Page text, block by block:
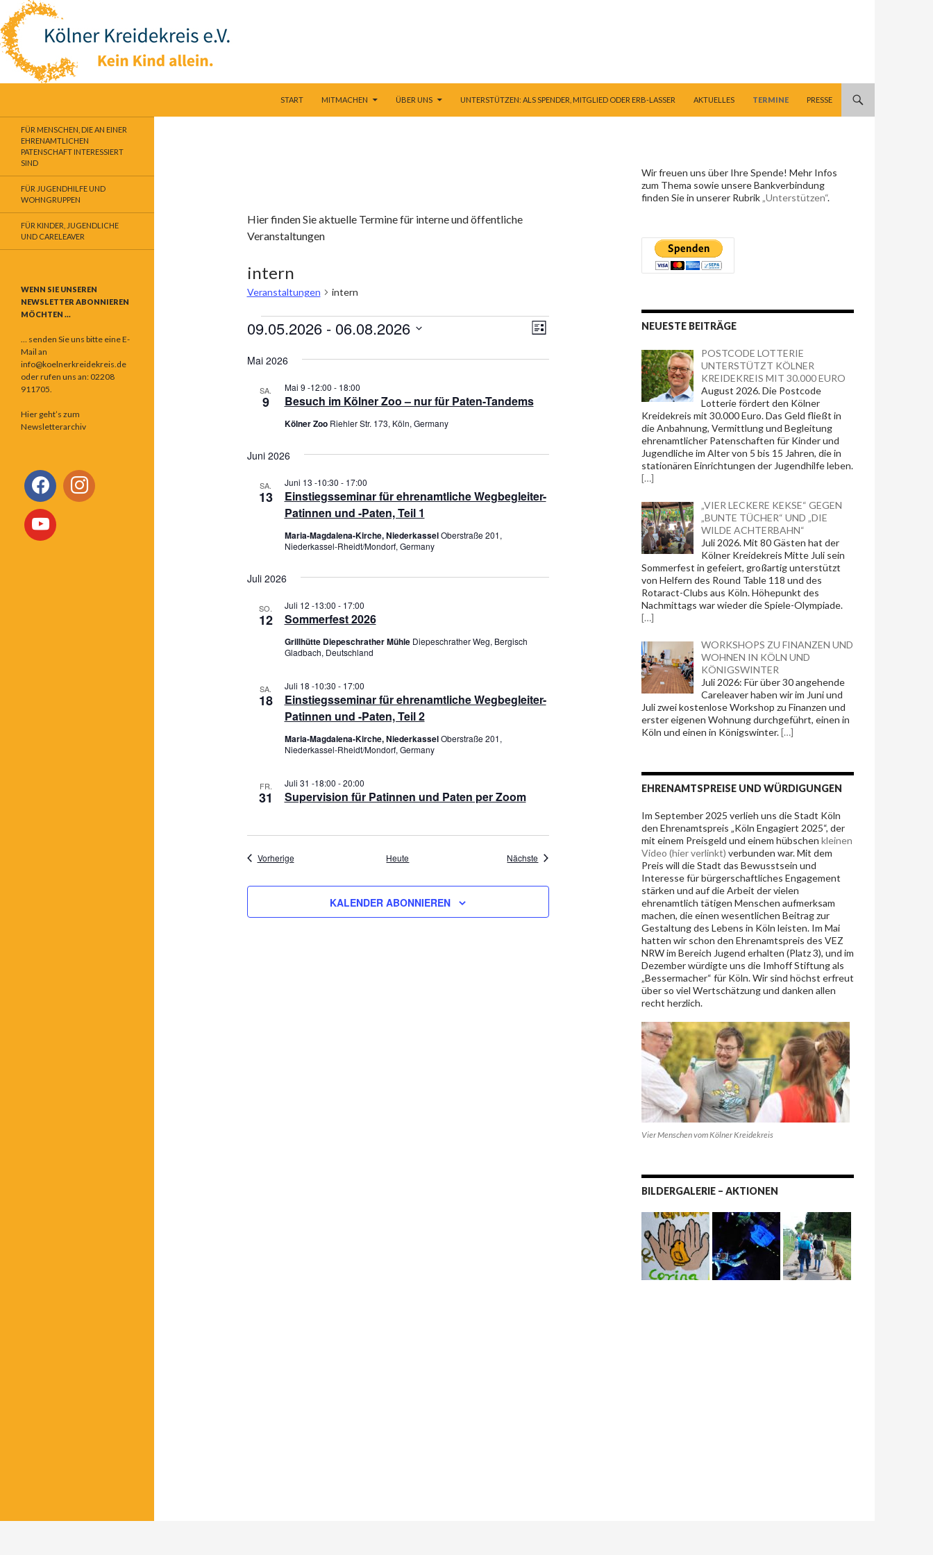
START
MITMACHEN ÜBER UNS UNTERSTÜTZEN: ALS SPENDER, MITGLIED ODER ERB-LASSER AKTUELLES TERMINE PRESSE
Hier finden Sie aktuelle Termine für interne und öffentliche
Veranstaltungen
intern
Veranstaltungen intern
Veranstaltungen
A
s
h
n
N
a
V
r
l
u
s
N
n
L
S
09.05.2026 - 06.08.2026
a
h
Mai 2026
SA.
9 Besuch im Kölner Zoo – nur für Paten-Tandems
Mai 9 -12:00 - 18:00
Kölner Zoo Riehler Str. 173, Köln, Germany
Juni 2026
SA.
13
Einstiegsseminar für ehrenamtliche Wegbegleiter-
Patinnen und -Paten, Teil 1
Juni 13 -10:30 - 17:00
Maria-Magdalena-Kirche, NiederkasselOberstraße 201,
Niederkassel-Rheidt/Mondorf, Germany
Juli 2026
SO.
12 Sommerfest 2026
Juli 12 -13:00 - 17:00
Grillhütte Diepeschrather Mühle Diepeschrather Weg, Bergisch
Gladbach, Deutschland
SA.
18
Einstiegsseminar für ehrenamtliche Wegbegleiter-
Patinnen und -Paten, Teil 2
Juli 18 -10:30 - 17:00
Maria-Magdalena-Kirche, NiederkasselOberstraße 201,
Niederkassel-Rheidt/Mondorf, Germany
FR.
31 Supervision für Patinnen und Paten per Zoom
Juli 31 -18:00 -20:00
VorherigeVeranstaltungen Heute Nächste Veranstaltungen
KALENDER ABONNIEREN
Wir freuen uns über Ihre Spende! Mehr Infos
zum Thema sowie unsere Bankverbindung
finden Sie in unserer Rubrik „Unterstützen“.
NEUESTE BEITRÄGE
POSTCODE LOTTERIE
UNTERSTÜTZT KÖLNER
KREIDEKREIS MIT 30.000 EURO
August 2026. Die Postcode
Lotterie fördert den Kölner
Kreidekreis mit 30.000 Euro. Das Geld fließt in
die Anbahnung, Vermittlung und Begleitung
ehrenamtlicher Patenschaften für Kinder und
Jugendliche im Alter von 5 bis 15 Jahren, die in
stationären Einrichtungen der Jugendhilfe leben.
[…]
„VIER LECKERE KEKSE“ GEGEN
„BUNTE TÜCHER“ UND „DIE
WILDE ACHTERBAHN“
Juli 2026. Mit 80 Gästen hat der
Kölner Kreidekreis Mitte Juli sein
Sommerfest in gefeiert, großartig unterstützt
von Helfern des Round Table 118 und des
Rotaract-Clubs aus Köln. Höhepunkt des
Nachmittags war wieder die Spiele-Olympiade.
[…]
WORKSHOPS ZU FINANZEN UND
WOHNEN IN KÖLN UND
KÖNIGSWINTER
Juli 2026: Für über 30 angehende
Careleaver haben wir im Juni und
Juli zwei kostenlose Workshop zu Finanzen und
erster eigenen Wohnung durchgeführt, einen in
Köln und einen in Königswinter.[…]
EHRENAMTSPREISE UND WÜRDIGUNGEN
Im September 2025 verlieh uns die Stadt Köln
den Ehrenamtspreis „Köln Engagiert 2025“, der
mit einem Preisgeld und einem hübschen kleinen
Video (hier verlinkt) verbunden war. Mit dem
Preis will die Stadt das Bewusstsein und
Interesse für bürgerschaftliches Engagement
stärken und auf die Arbeit der vielen
ehrenamtlich tätigen Menschen aufmerksam
machen, die einen wesentlichen Beitrag zur
Gestaltung des Lebens in Köln leisten. Im Mai
hatten wir schon den Ehrenamtspreis des VEZ
NRW im Bereich Jugend erhalten (Platz 3), und im
Dezember würdigte uns die Imhoff Stiftung als
„Bessermacher“ für Köln. Wir sind höchst erfreut
über so viel Wertschätzung und danken allen
recht herzlich.
Vier Menschen vom Kölner Kreidekreis
BILDERGALERIE – AKTIONEN
FÜR MENSCHEN, DIE AN EINER
EHRENAMTLICHEN
PATENSCHAFT INTERESSIERT
SIND
FÜR JUGENDHILFE UND
WOHNGRUPPEN
FÜR KINDER, JUGENDLICHE
UND CARELEAVER
WENN SIE UNSEREN
NEWSLETTER ABONNIEREN
MÖCHTEN …
… senden Sie uns bitte eine E-
Mail an
info@koelnerkreidekreis.de
oder rufen uns an: 02208
911705.
Hier geht’s zum
Newsletterarchiv